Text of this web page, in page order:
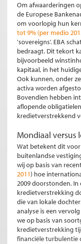
Om afwaarderingen
de Europese
om voorlopig hun
tot 9% (per medio
'sovereigns'. EBA
bedraagt. Dit tekort
bijvoorbeeld
kapitaal, in het
Ook kunnen, onder
activa worden
Bovendien hebben
aflopende
kredietverstrekkend
Mondiaal versus
Wat betekent dit
buitenlandse
wij op basis van
2011) hoe
2009 doorstonden.
kredietverstrekking
die van lokale
analyse is een
we op basis van
kredietverstrekking
financiële turbulentie